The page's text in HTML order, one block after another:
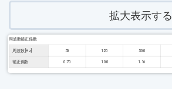
拡大表示する
周波数補正係数
周波数 [Hz] 50 120 300
補正係数 0.70 1.00 1.16